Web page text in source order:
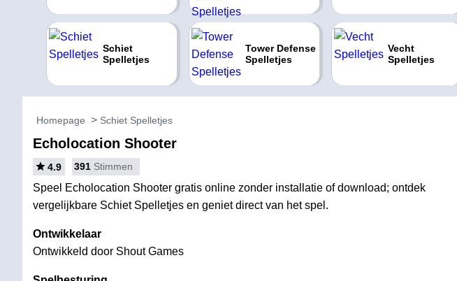
Schiet
Spelletjes
Tower Defense
Spelletjes
Vecht
Spelletjes
Homepage Schiet Spelletjes
Echolocation Shooter
4.9 391 Stimmen
Speel Echolocation Shooter gratis online zonder installatie of download; ontdek
vergelijkbare Schiet Spelletjes en geniet direct van het spel.
Ontwikkelaar
Ontwikkeld door Shout Games